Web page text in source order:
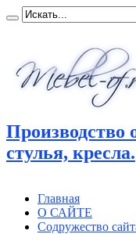
Производство
стулья, кресла.
Главная
О САЙТЕ
Содружество